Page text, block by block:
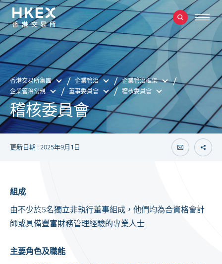
香港交易所集團 企業管治
企業管治框架
企業管治常規
董事委員會 稽核委員會
稽核委員會
更新日期 : 2025年9月1日
組成
由不少於5名獨立非執行董事組成，他們均為合資格會計
師或具備豐富財務管理經驗的專業人士
主要角色及職能